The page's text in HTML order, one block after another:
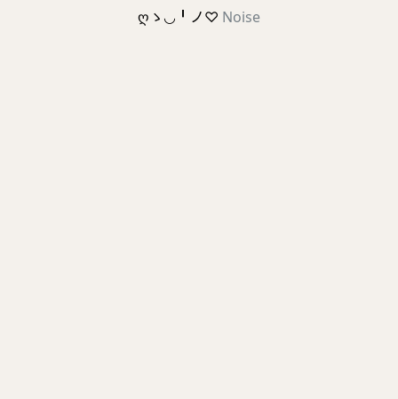
ღゝ◡╹ノ♡ Noise